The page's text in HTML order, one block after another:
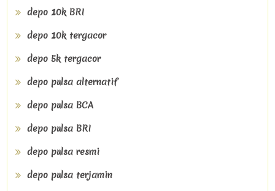
depo 10k BRI
depo 10k tergacor
depo 5k tergacor
depo pulsa alternatif
depo pulsa BCA
depo pulsa BRI
depo pulsa resmi
depo pulsa terjamin